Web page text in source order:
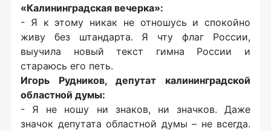
«Калининградская вечерка»:
- Я к этому никак не отношусь и спокойно
живу без штандарта. Я чту флаг России,
выучила новый текст гимна России и
стараюсь его петь.
Игорь Рудников, депутат калининградской
областной думы:
- Я не ношу ни знаков, ни значков. Даже
значок депутата областной думы – не всегда.